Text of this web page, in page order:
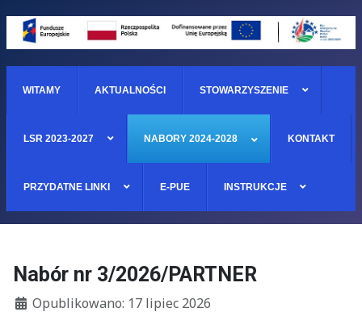
WITAMY AKTUALNOŚCI STOWARZYSZENIE
LSR 2023-2027 NABORY 2024-2028 KONTAKT
PRZYDATNE LINKI E-PUE INSTRUKCJE
Nabór nr 3/2026/PARTNER
Szczegóły
Opublikowano: 17 lipiec 2026